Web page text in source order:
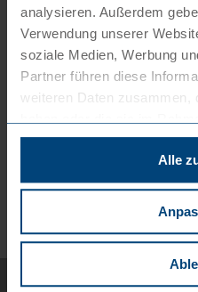
analysieren. Außerdem
Verwendung unserer
soziale Medien, Werbung
Partner führen diese
weiteren Daten zusammen,
gesammelt haben. Sie
notwendigen Cookies
individuelle Auswahl
Alle
Nu